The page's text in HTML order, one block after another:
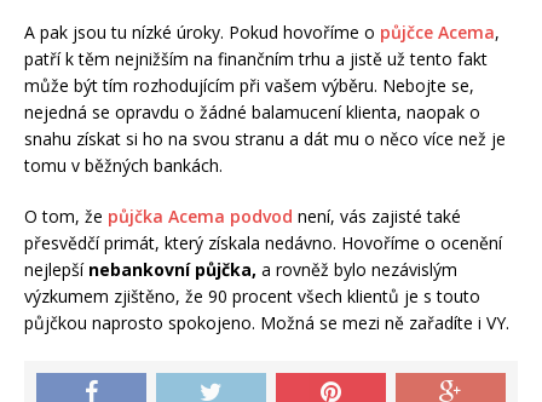
A pak jsou tu nízké úroky. Pokud hovoříme o půjčce Acema,
patří k těm nejnižším na finančním trhu a jistě už tento fakt
může být tím rozhodujícím při vašem výběru. Nebojte se,
nejedná se opravdu o žádné balamucení klienta, naopak o
snahu získat si ho na svou stranu a dát mu o něco více než je
tomu v běžných bankách.
O tom, že půjčka Acema podvod není, vás zajisté také
přesvědčí primát, který získala nedávno. Hovoříme o ocenění
nejlepší nebankovní půjčka, a rovněž bylo nezávislým
výzkumem zjištěno, že 90 procent všech klientů je s touto
půjčkou naprosto spokojeno. Možná se mezi ně zařadíte i VY.